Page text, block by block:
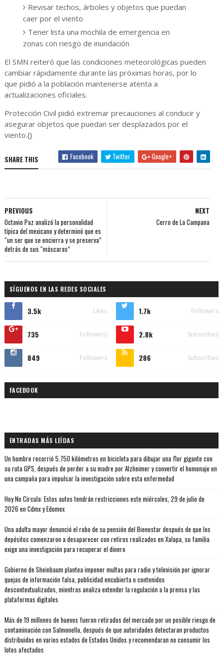
Revisar techos, árboles y objetos que puedan
caer por el viento
Tener lista una mochila de emergencia en
zonas con riesgo de inundación
El SMN reiteró que las condiciones meteorológicas pueden
cambiar rápidamente durante las próximas horas, por lo
que pidió a la población mantenerse atenta a
actualizaciones oficiales.
Protección Civil pidió extremar precauciones al conducir y
asegurar objetos que puedan ser desplazados por el
viento.{}
SHARE THIS Facebook Twitter Google+
NEXT
Cerro de La Campana
PREVIOUS
Octavio Paz analizó la personalidad
típica del mexicano y determinó que es
“un ser que se encierra y se preserva”
detrás de sus “máscaras”
SÍGUENOS EN LAS REDES SOCIALES
3.5k Likes 1.7k Followers
735 Followers 2.8k Subscribes
849 Followers 286 Subscribes
FACEBOOK
ENTRADAS MÁS LEÍDAS
Un hombre recorrió 5.750 kilómetros en bicicleta para dibujar una flor gigante con
su ruta GPS, después de perder a su madre por Alzheimer y convertir el homenaje en
una campaña para impulsar la investigación sobre esta enfermedad
Hoy No Circula: Estos autos tendrán restricciones este miércoles, 29 de julio de
2026 en Cdmx y Edomex
Una adulta mayor denunció el robo de su pensión del Bienestar después de que los
depósitos comenzaron a desaparecer con retiros realizados en Xalapa, su familia
exige una investigación para recuperar el dinero
Gobierno de Sheinbaum plantea imponer multas para radio y televisión por ignorar
quejas de información falsa, publicidad encubierta o contenidos
descontextualizados, mientras analiza extender la regulación a la prensa y las
plataformas digitales
Más de 19 millones de huevos fueron retirados del mercado por un posible riesgo de
contaminación con Salmonella, después de que autoridades detectaran productos
distribuidos en varios estados de Estados Unidos y recomendaran no consumir los
lotes afectados